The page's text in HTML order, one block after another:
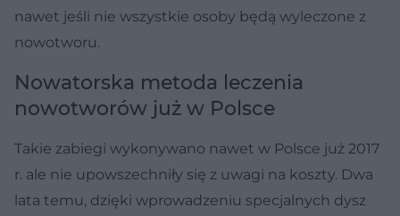
nawet jeśli nie wszystkie osoby będą wyleczone z
nowotworu.
Nowatorska metoda leczenia
nowotworów już w Polsce
Takie zabiegi wykonywano nawet w Polsce już 2017
r. ale nie upowszechniły się z uwagi na koszty. Dwa
lata temu, dzięki wprowadzeniu specjalnych dysz